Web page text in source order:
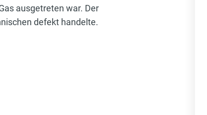
ausgetreten war. Der
defekt handelte.